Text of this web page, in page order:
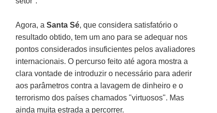
Agora, aSanta Sé, que considera satisfatório o
resultado obtido, tem um ano para se adequar nos
pontos considerados insuficientes pelos avaliadores
internacionais. O percurso feito até agora mostra a
clara vontade de introduzir o necessário para aderir
aos parâmetros contra a lavagem de dinheiro e o
terrorismo dos países chamados "virtuosos". Mas
ainda muita estrada a percorrer.